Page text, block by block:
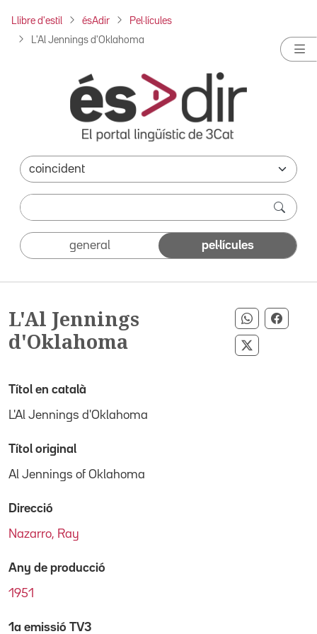
Llibre d'estil ésAdir Pel·lícules
L'Al Jennings d'Oklahoma
general pel·lícules
L'Al Jennings
d'Oklahoma
Compartir
Compartir
Títol en català
L'Al Jennings d'Oklahoma
Títol original
Al Jennings of Oklahoma
Direcció
Nazarro, Ray
Any de producció
1951
1a emissió TV3